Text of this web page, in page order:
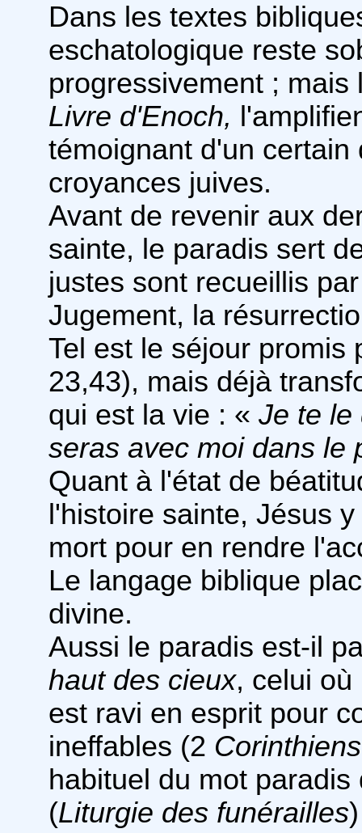
Dans les textes
eschatologique reste
progressivement ;
Livre d'Enoch,
témoignant d'un
croyances juives.
Avant de revenir aux
sainte, le paradis sert
justes sont recueillis
Jugement, la
Tel est le séjour promis
23,43), mais déjà
qui est la vie : « Je te le
seras avec moi dans le
Quant à l'état de
l'histoire sainte, Jésus
mort pour en rendre
Le langage biblique
divine.
Aussi le paradis est-il
haut des cieux, celui où
est ravi en esprit pour
ineffables (2 Corinthiens
habituel du mot
(Liturgie des funérailles